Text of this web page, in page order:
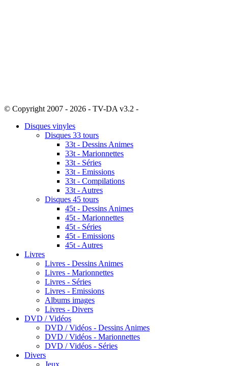
© Copyright 2007 - 2026 - TV-DA v3.2 -
Disques vinyles
Disques 33 tours
33t - Dessins Animes
33t - Marionnettes
33t - Séries
33t - Emissions
33t - Compilations
33t - Autres
Disques 45 tours
45t - Dessins Animes
45t - Marionnettes
45t - Séries
45t - Emissions
45t - Autres
Livres
Livres - Dessins Animes
Livres - Marionnettes
Livres - Séries
Livres - Emissions
Albums images
Livres - Divers
DVD / Vidéos
DVD / Vidéos - Dessins Animes
DVD / Vidéos - Marionnettes
DVD / Vidéos - Séries
Divers
Jeux